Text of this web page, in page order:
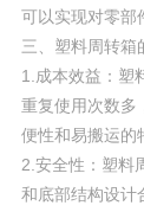
可以实现对零部
三、塑料周转箱
1.成本效益：塑
重复使用次数多
便性和易搬运的
2.安全性：塑料
和底部结构设计